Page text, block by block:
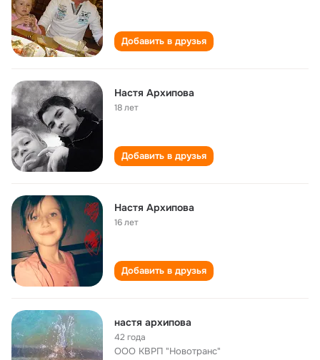
Добавить в друзья
Настя Архипова
18 лет
Добавить в друзья
Настя Архипова
16 лет
Добавить в друзья
настя архипова
42 года
ООО КВРП "Новотранс"